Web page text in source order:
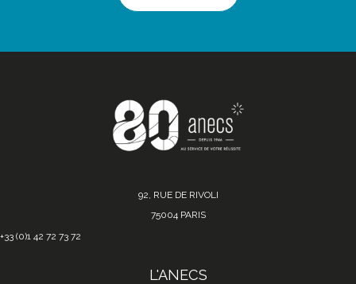
92, RUE DE RIVOLI
75004 PARIS
+33 (0)1 42 72 73 72
L'ANECS